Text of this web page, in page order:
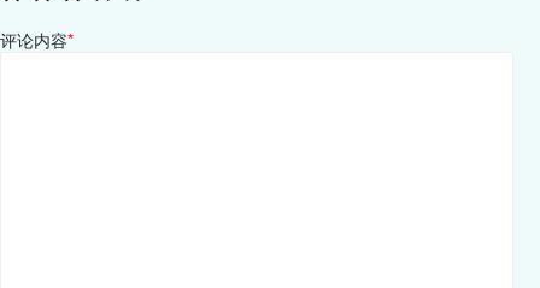
评论内容*